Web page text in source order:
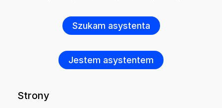
Szukam asystenta
Jestem asystentem
Strony